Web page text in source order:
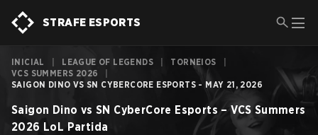
STRAFE ESPORTS
INICIAL LEAGUE OF LEGENDS TORNEIOS
VCS SUMMERS 2026
SAIGON DINO VS SN CYBERCORE ESPORTS - MAY 21, 2026
Saigon Dino vs SN CyberCore Esports –VCS Summers
2026 LoL Partida